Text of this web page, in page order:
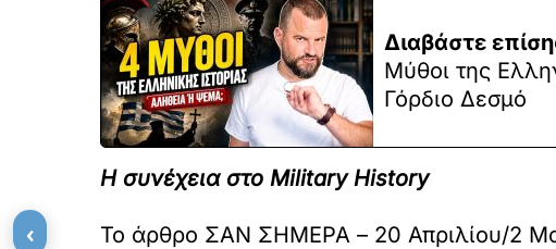
Διαβάστε
Μύθοι της
Γόρδιο Δεσμό
Η συνέχεια στο Military History
Το άρθρο ΣΑΝ ΣΗΜΕΡΑ – 20 Απριλίου/2
‹